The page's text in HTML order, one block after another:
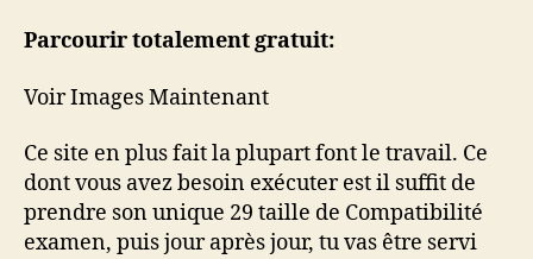
Parcourir totalement gratuit:
Voir Images Maintenant
Ce site en plus fait la plupart font le travail. Ce
dont vous avez besoin exécuter est il suffit de
prendre son unique 29 taille de Compatibilité
examen, puis jour après jour, tu vas être servi